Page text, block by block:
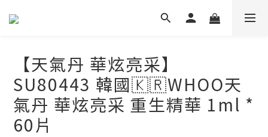
【天氣丹 華炫亮采】
SU80443 韓國🇰🇷WHOO天
氣丹 華炫亮采 重生精華 1ml *
60片